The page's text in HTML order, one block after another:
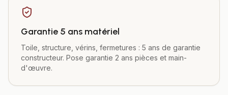
Garantie 5 ans matériel
Toile, structure, vérins, fermetures : 5 ans de garantie
constructeur. Pose garantie 2 ans pièces et main-
d'œuvre.